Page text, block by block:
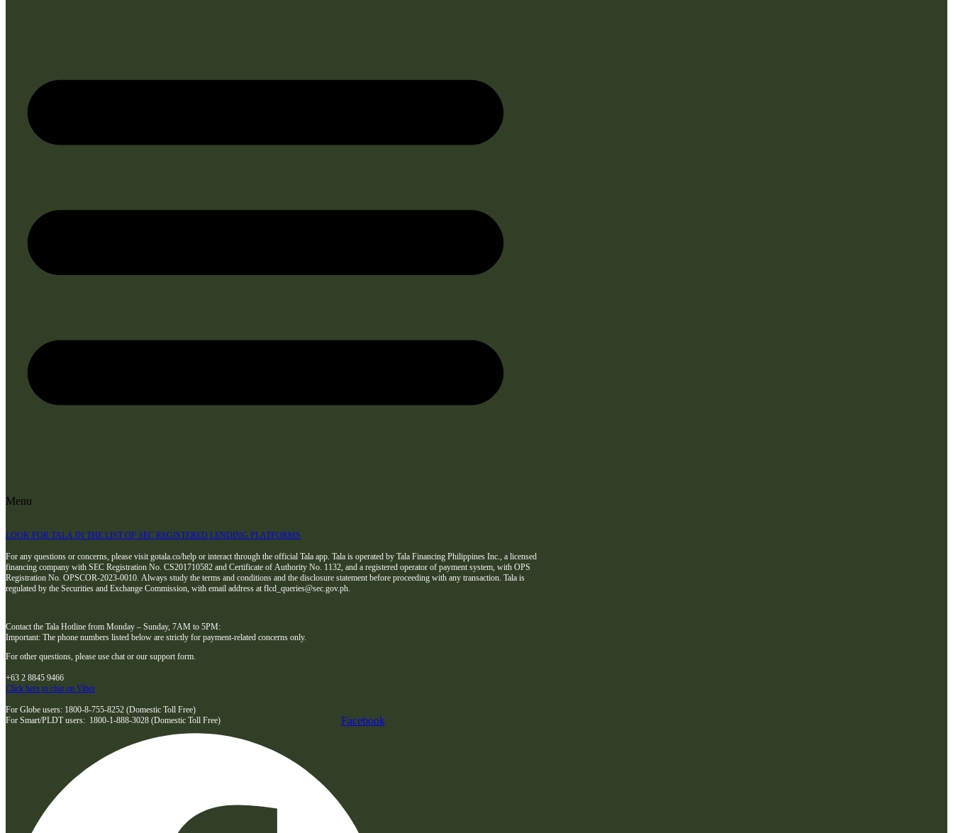
Menu
LOOK FOR TALA IN THE LIST OF SEC REGISTERED LENDING PLATFORMS
For any questions or concerns, please visit gotala.co/help or interact through the official Tala app. Tala is operated by Tala Financing Philippines Inc., a licensed
financing company with SEC Registration No. CS201710582 and Certificate of Authority No. 1132, and a registered operator of payment system, with OPS
Registration No. OPSCOR-2023-0010. Always study the terms and conditions and the disclosure statement before proceeding with any transaction. Tala is
regulated by the Securities and Exchange Commission, with email address at flcd_queries@sec.gov.ph.
Contact the Tala Hotline from Monday – Sunday, 7AM to 5PM:
Important: The phone numbers listed below are strictly for payment-related concerns only.
For other questions, please use chat or our support form.
+63 2 8845 9466
Click here to chat on Viber
For Globe users: 1800-8-755-8252 (Domestic Toll Free)
For Smart/PLDT users: 1800-1-888-3028 (Domestic Toll Free)
Facebook